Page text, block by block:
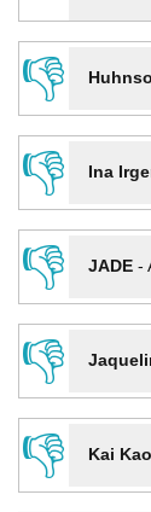
👎
👎
Ina
👎
JADE-
👎
👎
Kai